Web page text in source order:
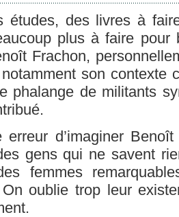
études, des livres à
plus à faire pour
Frachon,
son contexte
phalange de militants
erreur d’imaginer
gens qui ne savent
femmes
oublie trop leur